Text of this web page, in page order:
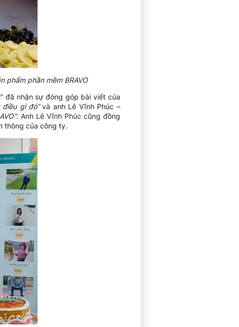
phẩm phần mềm BRAVO
đã nhận sự đóng góp bài viết của
điều gì đó”và anh Lê Vĩnh Phúc –
. Anh Lê Vĩnh Phúc cũng đồng
thông của công ty.